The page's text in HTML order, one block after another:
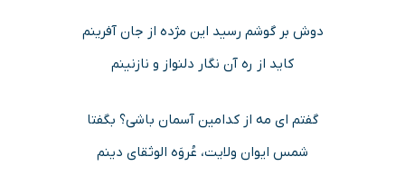
دوش بر گوشم رسید این مژده از جان آفرینم
کاید از ره آن نگار دلنواز و نازنینم
گفتم ای مه از کدامین آسمان باشی؟ بگفتا
شمس ایوان ولایت، عُروَه الوثقای دینم